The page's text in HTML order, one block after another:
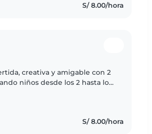
S/ 8.00/hora
creativa y amigable con 2
niños desde los 2 hasta los
S/ 8.00/hora